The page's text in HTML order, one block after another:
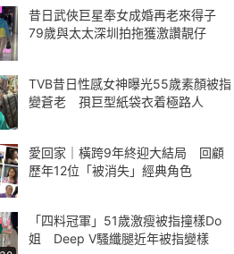
昔日武俠巨星奉女成婚再老來得子
79歲與太太深圳拍拖獲激讚靚仔
TVB昔日性感女神曝光55歲素顏被指
變蒼老 孭巨型紙袋衣着極路人
愛回家｜橫跨9年終迎大結局 回顧
歷年12位「被消失」經典角色
「四料冠軍」51歲激瘦被指撞樣Do
姐 Deep V騷纖腿近年被指變樣